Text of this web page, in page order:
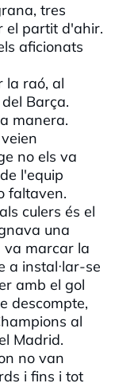
tres
el partit d'ahir.
aficionats
la raó, al
Barça.
manera.
no els va
l'equip
faltaven.
culers és el
una
va marcar la
a instal·lar-se
amb el gol
descompte,
al
Madrid.
no van
i fins i tot